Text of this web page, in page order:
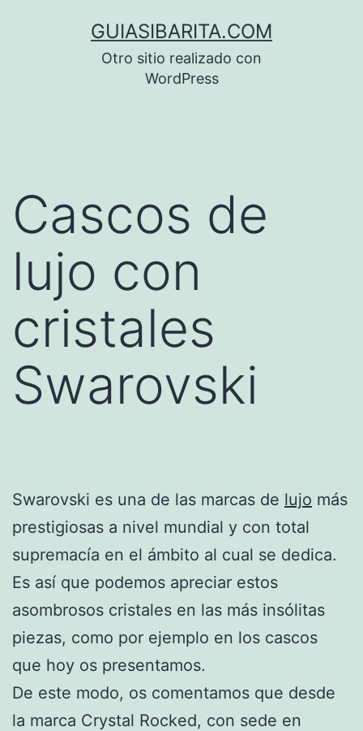
GUIASIBARITA.COM
Otro sitio realizado con
WordPress
Cascos de
lujo con
cristales
Swarovski
Swarovski es una de las marcas de lujo más
prestigiosas a nivel mundial y con total
supremacía en el ámbito al cual se dedica.
Es así que podemos apreciar estos
asombrosos cristales en las más insólitas
piezas, como por ejemplo en los cascos
que hoy os presentamos.
De este modo, os comentamos que desde
la marca Crystal Rocked, con sede en